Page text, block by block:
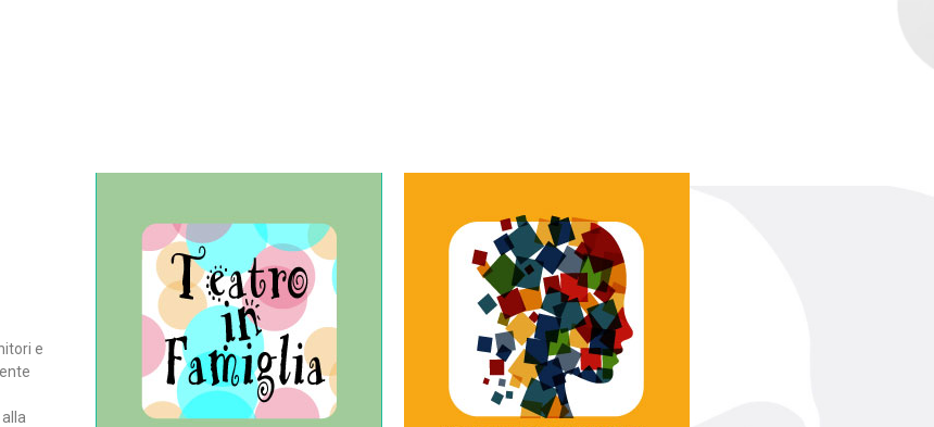
e
Teatro in famiglia
Teatro In Famiglia è una
rassegna di teatro concepita
per far condividere e godere
del teatro all’intera famiglia.
Continua
Tracce dinamiche
Tracce Dinamiche è una
rassegna di teatro
d’innovazione e sperimentale.
Continua